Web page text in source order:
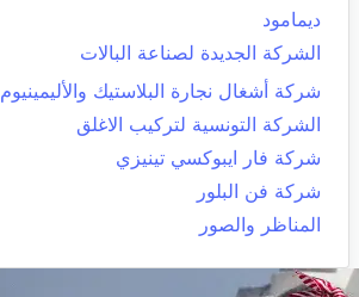
ديمامود
الشركة الجديدة لصناعة البالات
شركة أشغال نجارة البلاستيك والأليمينيوم
الشركة التونسية لتركيب الاغلق
شركة فار ايبوكسي تينيزي
شركة فن البلور
المناظر والصور